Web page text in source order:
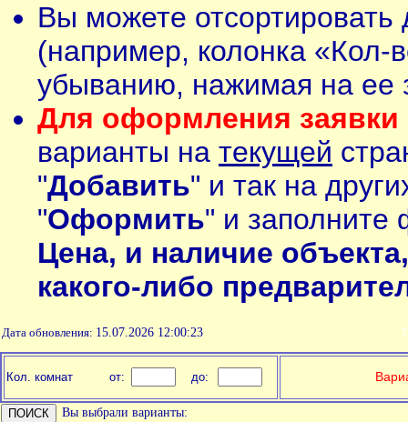
Вы можете
(например, колонка «Кол-
убыванию, нажимая на ее
Для оформления заявки
варианты на текущей
"Добавить" и так на
"Оформить" и заполните
Цена, и наличие
какого-либо
Дата обновления: 15.07.2026 12:00:23
Кол. комнат от: до:
Вы выбрали варианты: